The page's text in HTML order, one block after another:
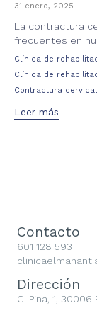
31 enero, 2025
La contractura
frecuentes en
Tags
Clínica de
Clínica de
Contractura cervical
Leer más
Contacto
601 128 593
Dirección
C. Pina, 1,